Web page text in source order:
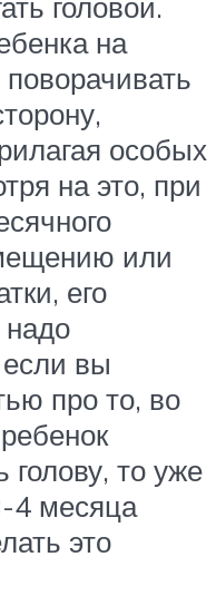
на
особых
на это, при
или
его
надо
вы
про то, во
голову, то уже
4 месяца
это